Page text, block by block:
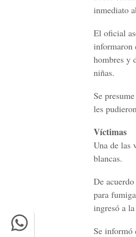
inmediato
El oficial
informaron
hombres y
niñas.
Se
les
Víctimas
Una de las
blancas.
De
para
ingresó a
Se informó